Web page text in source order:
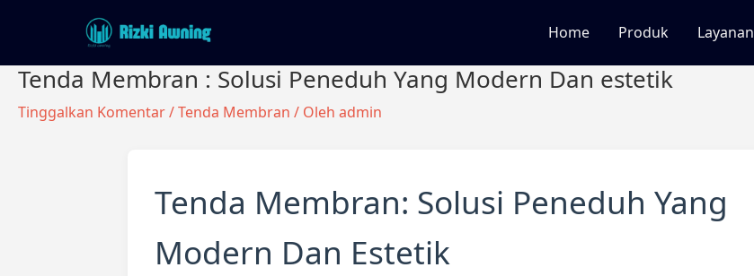
Home Produk Layanan
Tenda Membran : Solusi Peneduh Yang Modern Dan estetik
Tinggalkan Komentar/Tenda Membran / Oleh admin
Tenda Membran: Solusi Peneduh Yang
Modern Dan Estetik